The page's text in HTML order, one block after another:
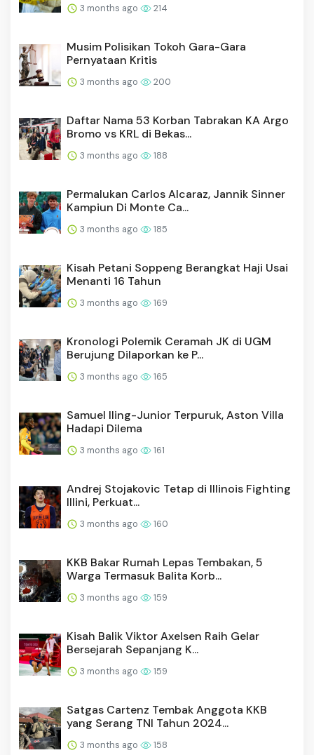
3 months ago 214
Musim Polisikan Tokoh Gara-Gara
Pernyataan Kritis
3 months ago 200
Daftar Nama 53 Korban Tabrakan KA Argo
Bromo vs KRL di Bekas...
3 months ago 188
Permalukan Carlos Alcaraz, Jannik Sinner
Kampiun Di Monte Ca...
3 months ago 185
Kisah Petani Soppeng Berangkat Haji Usai
Menanti 16 Tahun
3 months ago 169
Kronologi Polemik Ceramah JK di UGM
Berujung Dilaporkan ke P...
3 months ago 165
Samuel Iling-Junior Terpuruk, Aston Villa
Hadapi Dilema
3 months ago 161
Andrej Stojakovic Tetap di Illinois Fighting
Illini, Perkuat...
3 months ago 160
KKB Bakar Rumah Lepas Tembakan, 5
Warga Termasuk Balita Korb...
3 months ago 159
Kisah Balik Viktor Axelsen Raih Gelar
Bersejarah Sepanjang K...
3 months ago 159
Satgas Cartenz Tembak Anggota KKB
yang Serang TNI Tahun 2024...
3 months ago 158